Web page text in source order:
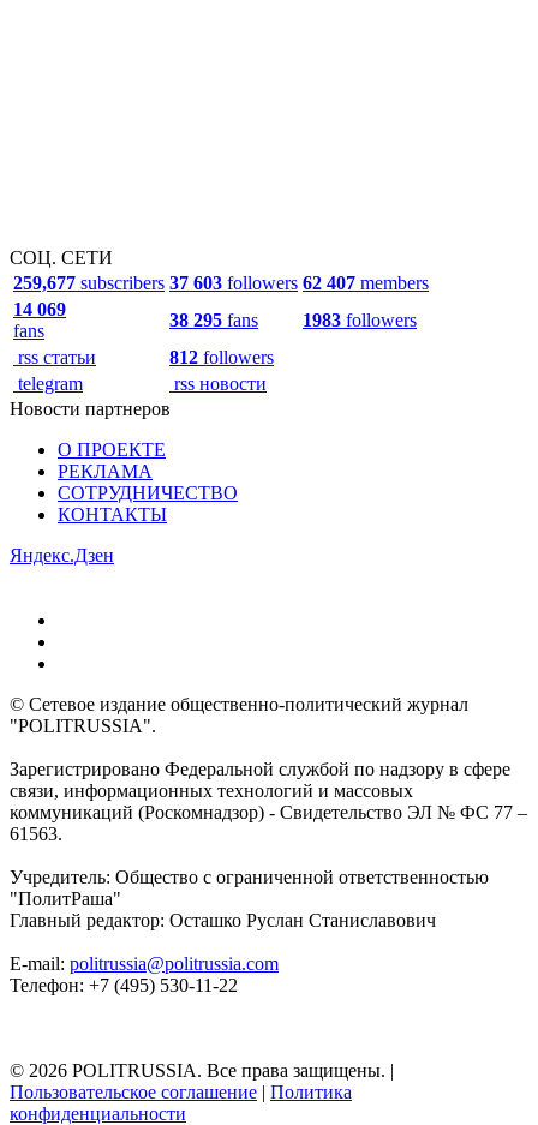
СОЦ. СЕТИ
259,677 subscribers 37 603 followers 62 407 members
14 069
fans
38 295 fans 1983 followers
rss статьи
812 followers
telegram
rss новости
Новости партнеров
О ПРОЕКТЕ
РЕКЛАМА
СОТРУДНИЧЕСТВО
КОНТАКТЫ
Яндекс.Дзен
© Сетевое издание общественно-политический журнал
"POLITRUSSIA".
Зарегистрировано Федеральной службой по надзору в сфере
связи, информационных технологий и массовых
коммуникаций (Роскомнадзор) - Свидетельство ЭЛ № ФС 77 –
61563.
Учредитель: Общество с ограниченной ответственностью
"ПолитРаша"
Главный редактор: Осташко Руслан Станиславович
E-mail: politrussia@politrussia.com
Телефон: +7 (495) 530-11-22
© 2026 POLITRUSSIA. Все права защищены. |
Пользовательское соглашение | Политика
конфиденциальности